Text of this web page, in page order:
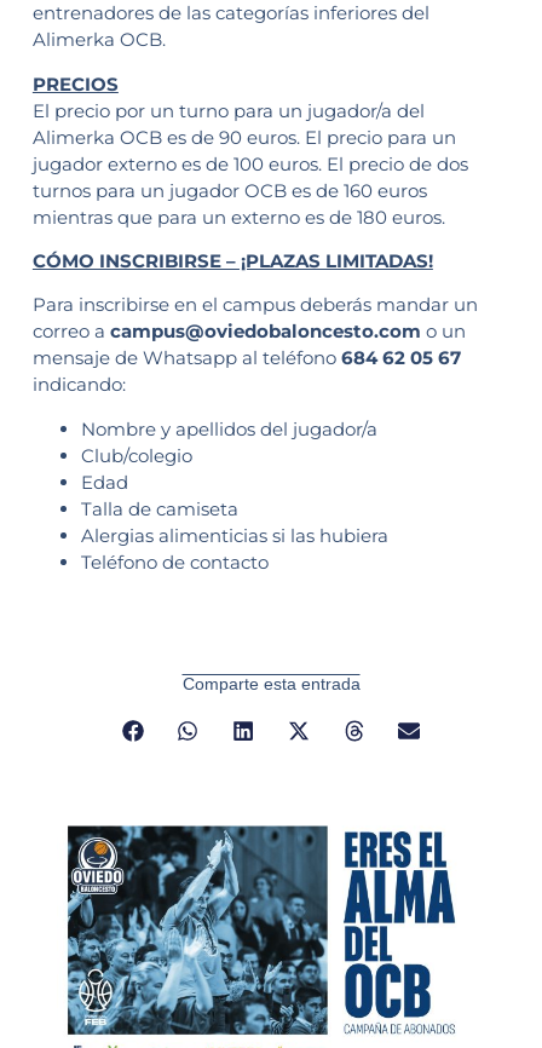
entrenadores de las categorías inferiores del
Alimerka OCB.
PRECIOS
El precio por un turno para un jugador/a del
Alimerka OCB es de 90 euros. El precio para un
jugador externo es de 100 euros. El precio de dos
turnos para un jugador OCB es de 160 euros
mientras que para un externo es de 180 euros.
CÓMO INSCRIBIRSE – ¡PLAZAS LIMITADAS!
Para inscribirse en el campus deberás mandar un
correo a campus@oviedobaloncesto.com o un
mensaje de Whatsapp al teléfono 684 62 05 67
indicando:
Nombre y apellidos del jugador/a
Club/colegio
Edad
Talla de camiseta
Alergias alimenticias si las hubiera
Teléfono de contacto
Comparte esta entrada